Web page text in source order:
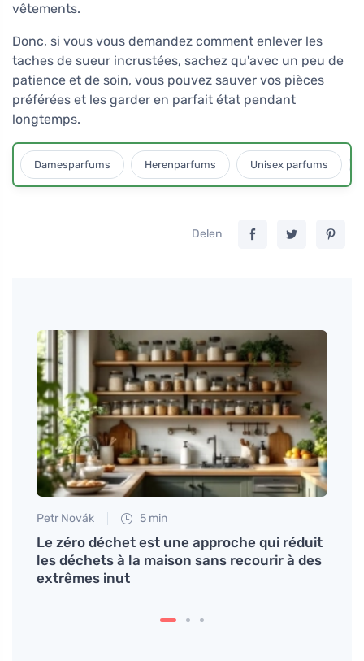
vêtements.
Donc, si vous vous demandez comment enlever les
taches de sueur incrustées, sachez qu'avec un peu de
patience et de soin, vous pouvez sauver vos pièces
préférées et les garder en parfait état pendant
longtemps.
Damesparfums Herenparfums Unisex parfums
Delen
Petr Novák 5 min
Le zéro déchet est une approche qui réduit
les déchets à la maison sans recourir à des
extrêmes inut